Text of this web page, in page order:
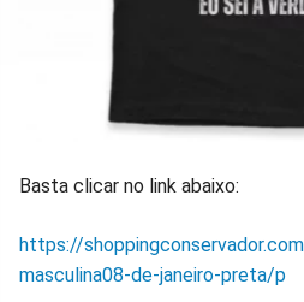
Basta clicar no link abaixo:
https://
masculina08-de-janeiro-preta/p